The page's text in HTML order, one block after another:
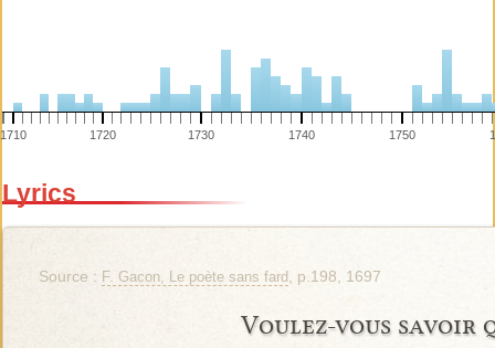
1710 1720 1730 1740 1750
Lyrics
Source : F. Gacon, Le poète sans fard , p.198, 1697
Voulez-vous savoir